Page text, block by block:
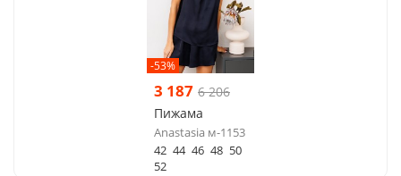
-53%
3 187 6 206
Пижама
Anastasia м-1153
42 44 46 48 50
52